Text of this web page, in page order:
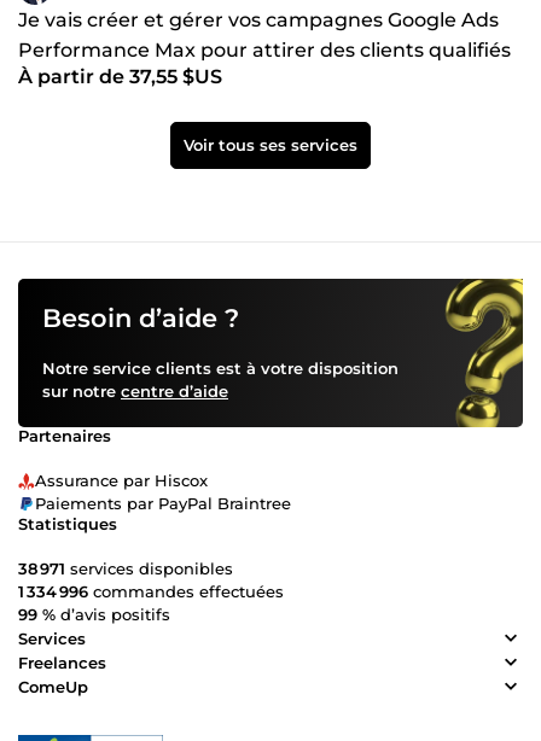
Je vais créer et gérer vos campagnes Google Ads
Performance Max pour attirer des clients qualifiés
À partir de 37,55 $US
Voir tous ses services
Besoin d’aide ?
Notre service clients est à votre disposition
sur notre centre d’aide
Partenaires
Assurance par Hiscox
Paiements par PayPal Braintree
Statistiques
38 971 services disponibles
1 334 996 commandes effectuées
99 % d’avis positifs
Services
Freelances
ComeUp